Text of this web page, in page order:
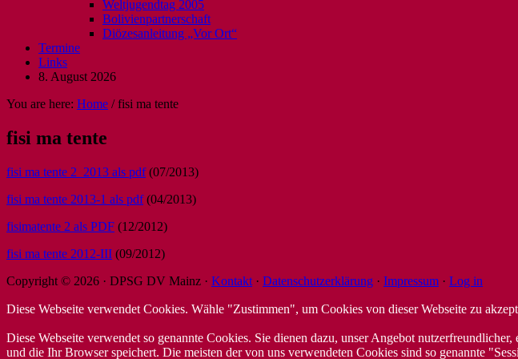
Weltjugendtag 2005
Bolivienpartnerschaft
Diözesanleitung „Vor Ort“
Termine
Links
8. August 2026
You are here: Home /fisi ma tente
fisi ma tente
fisi ma tente 2_2013 als pdf(07/2013)
fisi ma tente 2013-1 als pdf(04/2013)
fisimatente 2 als PDF (12/2012)
fisi ma tente 2012-III (09/2012)
Copyright © 2026 · DPSG DV Mainz · Kontakt · Datenschutzerklärung · Impressum · Log in
Diese Webseite verwendet Cookies. Wähle "Zustimmen", um Cookies von dieser Webseite zu
Diese Webseite verwendet so genannte Cookies. Sie dienen dazu, unser Angebot
und die Ihr Browser speichert. Die meisten der von uns verwendeten Cookies sind so genannte